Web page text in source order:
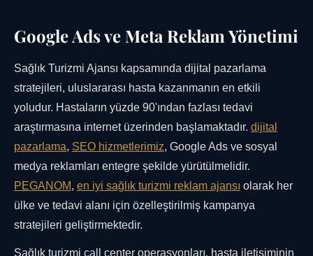
Google Ads ve Meta Reklam Yönetimi
Sağlık Turizmi Ajansı kapsamında dijital pazarlama
stratejileri, uluslararası hasta kazanmanın en etkili
yoludur. Hastaların yüzde 90'ından fazlası tedavi
araştırmasına internet üzerinden başlamaktadır. dijital
pazarlama, SEO hizmetlerimiz, Google Ads ve sosyal
medya reklamları entegre şekilde yürütülmelidir.
PEGANOM, en iyi sağlık turizmi reklam ajansı olarak her
ülke ve tedavi alanı için özelleştirilmiş kampanya
stratejileri geliştirmektedir.
Sağlık turizmi call center operasyonları, hasta iletişiminin